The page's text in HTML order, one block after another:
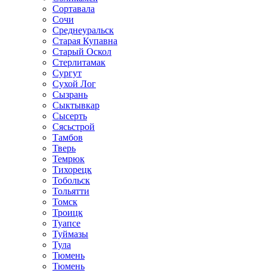
Сортавала
Сочи
Среднеуральск
Старая Купавна
Старый Оскол
Стерлитамак
Сургут
Сухой Лог
Сызрань
Сыктывкар
Сысерть
Сясьстрой
Тамбов
Тверь
Темрюк
Тихорецк
Тобольск
Тольятти
Томск
Троицк
Туапсе
Туймазы
Тула
Тюмень
Тюмень